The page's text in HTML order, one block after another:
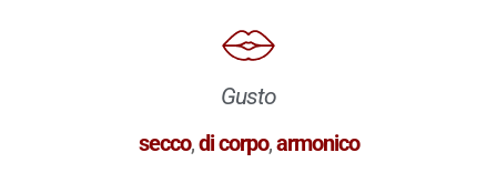
Gusto
secco,di corpo,armonico